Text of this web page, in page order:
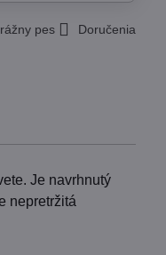
pes Doručenia
Je navrhnutý
nepretržitá